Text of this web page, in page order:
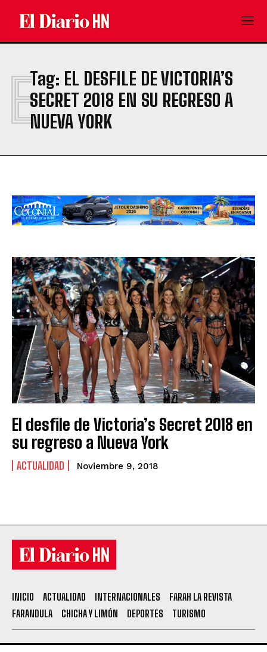
Tag: EL DESFILE DE VICTORIA’S
SECRET 2018 EN SU REGRESO A
NUEVA YORK
E
El desfile de Victoria’s Secret 2018 en
su regreso a Nueva York
ACTUALIDAD Noviembre 9, 2018
INICIO ACTUALIDAD INTERNACIONALES
FARAH LA REVISTA
FARANDULA
CHICHA Y LIMÓN DEPORTES TURISMO